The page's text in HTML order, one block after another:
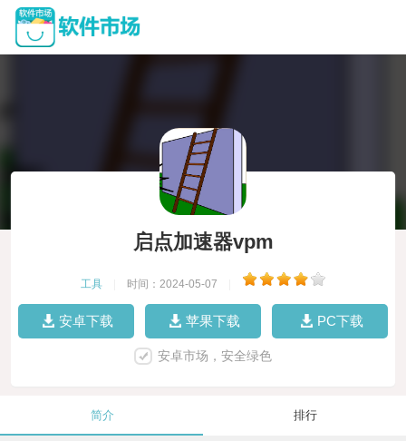
启点加速器vpm
工具 时间：2024-05-07
安卓下载 苹果下载 PC下载
安卓市场，安全绿色
简介 排行